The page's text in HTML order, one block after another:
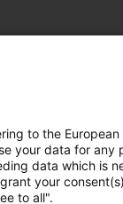
to the European
your data for
data which is
your
to all".